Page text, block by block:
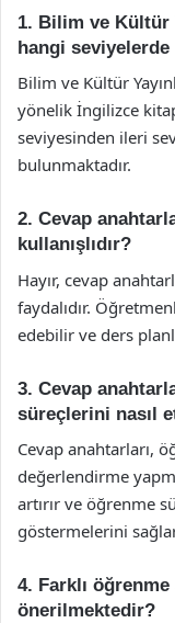
1. Bilim ve Kültür
hangi
Bilim ve Kültür
yönelik İngilizce
seviyesinden ileri
bulunmaktadır.
2. Cevap
kullanışlıdır?
Hayır, cevap
faydalıdır.
edebilir ve ders
3. Cevap
süreçlerini nasıl
Cevap anahtarları,
değerlendirme
artırır ve öğrenme
göstermelerini
4. Farklı
önerilmektedir?